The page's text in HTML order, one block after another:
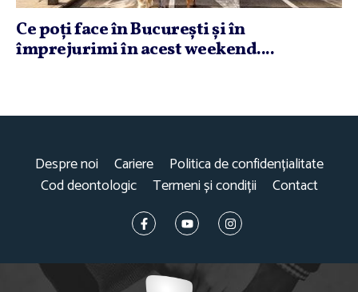
Ce poţi face în Bucureşti şi în
împrejurimi în acest weekend....
Despre noi Cariere
Politica de confidențialitate
Cod deontologic
Termeni și condiții Contact